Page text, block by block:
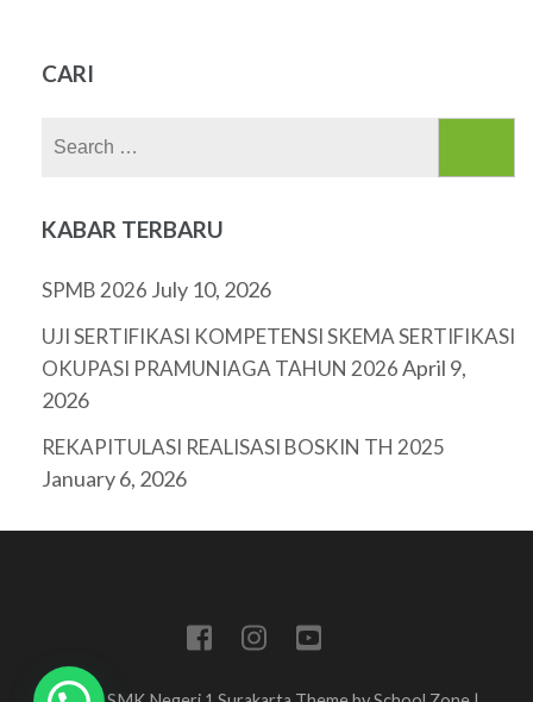
CARI
KABAR TERBARU
SPMB 2026 July 10, 2026
UJI SERTIFIKASI KOMPETENSI SKEMA SERTIFIKASI
OKUPASI PRAMUNIAGA TAHUN 2026April 9,
2026
REKAPITULASI REALISASI BOSKIN TH 2025
January 6, 2026